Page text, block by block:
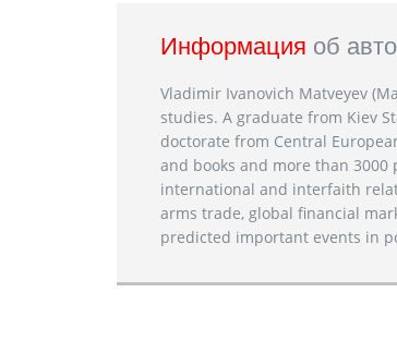
Информация об
Vladimir Ivanovich Matveyev
studies. A graduate from Kiev
doctorate from Central
and books and more than
international and interfaith
arms trade, global financial
predicted important events in